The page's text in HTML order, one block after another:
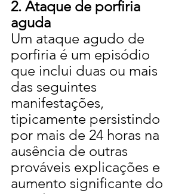
2. Ataque de porfiria
aguda
Um ataque agudo de
porfiria é um episódio
que inclui duas ou mais
das seguintes
manifestações,
tipicamente persistindo
por mais de 24 horas na
ausência de outras
prováveis explicações e
aumento significante do